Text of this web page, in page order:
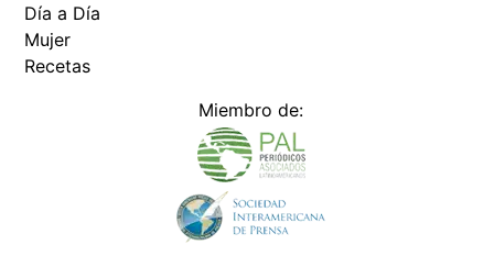
Día a Día
Mujer
Recetas
Miembro de: